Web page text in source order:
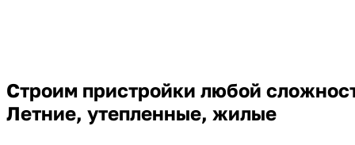
Строим пристройки любой
Летние, утепленные, жилые